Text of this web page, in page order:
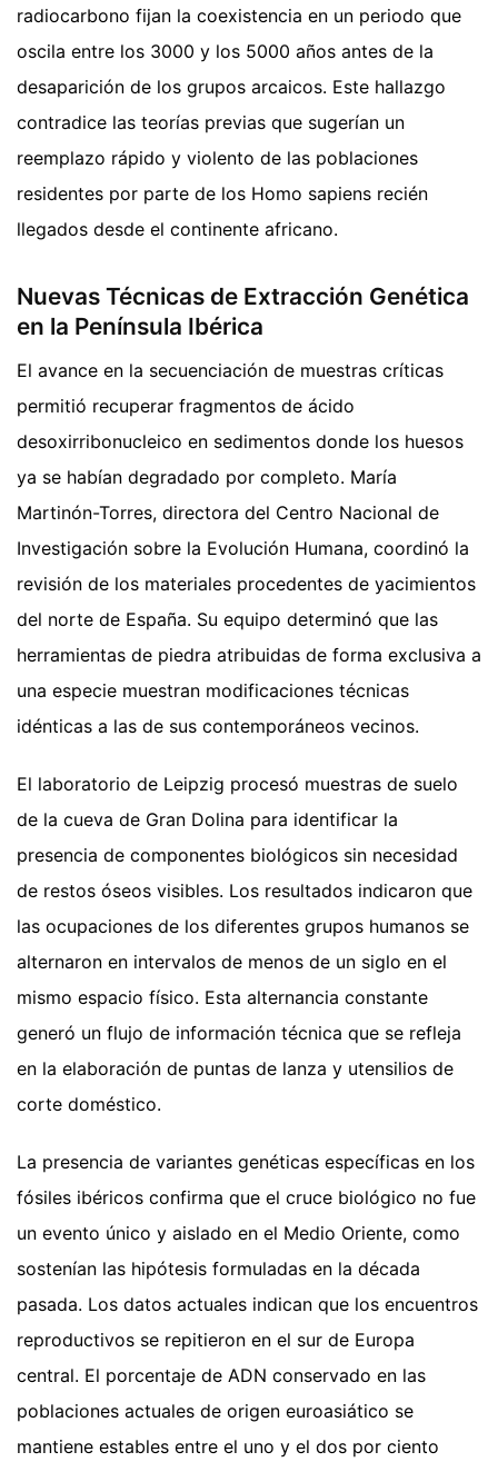
radiocarbono fijan la coexistencia en un periodo que
oscila entre los 3000 y los 5000 años antes de la
desaparición de los grupos arcaicos. Este hallazgo
contradice las teorías previas que sugerían un
reemplazo rápido y violento de las poblaciones
residentes por parte de los Homo sapiens recién
llegados desde el continente africano.
Nuevas Técnicas de Extracción Genética
en la Península Ibérica
El avance en la secuenciación de muestras críticas
permitió recuperar fragmentos de ácido
desoxirribonucleico en sedimentos donde los huesos
ya se habían degradado por completo. María
Martinón-Torres, directora del Centro Nacional de
Investigación sobre la Evolución Humana, coordinó la
revisión de los materiales procedentes de yacimientos
del norte de España. Su equipo determinó que las
herramientas de piedra atribuidas de forma exclusiva a
una especie muestran modificaciones técnicas
idénticas a las de sus contemporáneos vecinos.
El laboratorio de Leipzig procesó muestras de suelo
de la cueva de Gran Dolina para identificar la
presencia de componentes biológicos sin necesidad
de restos óseos visibles. Los resultados indicaron que
las ocupaciones de los diferentes grupos humanos se
alternaron en intervalos de menos de un siglo en el
mismo espacio físico. Esta alternancia constante
generó un flujo de información técnica que se refleja
en la elaboración de puntas de lanza y utensilios de
corte doméstico.
La presencia de variantes genéticas específicas en los
fósiles ibéricos confirma que el cruce biológico no fue
un evento único y aislado en el Medio Oriente, como
sostenían las hipótesis formuladas en la década
pasada. Los datos actuales indican que los encuentros
reproductivos se repitieron en el sur de Europa
central. El porcentaje de ADN conservado en las
poblaciones actuales de origen euroasiático se
mantiene estables entre el uno y el dos por ciento